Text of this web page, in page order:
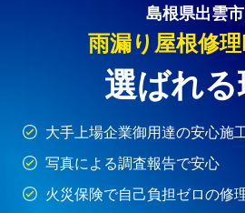
島根県出雲
雨漏り屋根修
選ばれ
大手上場企業御用達の安心施
写真による調査報告で安心
火災保険で自己負担ゼロの修